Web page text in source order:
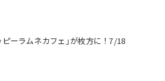
ーラムネカフェ｣が枚方に！7/18